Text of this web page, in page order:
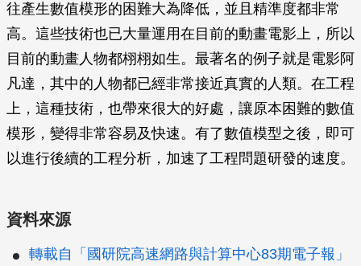
往產生數值模形的困難大為降低，並且精準度都非常
高。這些技術也已大量運用在目前的動畫電影上，所以
目前的動畫人物都栩栩如生。最著名的例子就是電影阿
凡達，其中的人物都已經非常接近真實的人類。在工程
上，這種技術，也帶來很大的好處，讓原本困難的數值
模形，變得非常容易及快速。有了數值模型之後，即可
以進行後續的工程分析，加速了工程問題研發的速度。
資料來源
轉載自「國研院高速網路與計算中心83期電子報」